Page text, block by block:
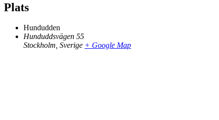
Plats
Hundudden
Hunduddsvägen 55
Stockholm, Sverige + Google Map